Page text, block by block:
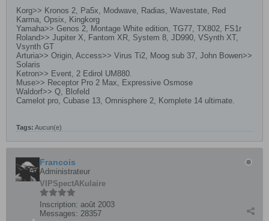
Korg>> Kronos 2, Pa5x, Modwave, Radias, Wavestate, Red
Karma, Opsix, Kingkorg
Yamaha>> Genos 2, Montage White edition, TG77, TX802, FS1r
Roland>> Jupiter X, Fantom XR, System 8, JD990, VSynth XT,
Vsynth GT
Arturia>> Origin, Access>> Virus Ti2, Moog sub 37, John Bowen>>
Solaris
Ketron>> Event, 2 Edirol UM880.
Muse>> Receptor Pro 2 Max, Expressive Osmose
Waldorf>> Q, Blofeld
Camelot pro, Cubase 13, Omnisphere 2, Komplete 14 ultimate.
Tags: Aucun(e)
Francois
Administrateur
VIPSpectAKulaire
Inscription: août 2003
Messages: 28357